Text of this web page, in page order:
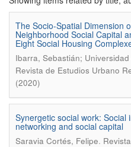
The Socio-Spatial Dimension
Neighborhood Social Capital
Eight Social Housing
Ibarra, Sebastián;
Revista de Estudios Urbano
(2020)
Synergetic social work:
networking and social capital
Saravia Cortés, Felipe.